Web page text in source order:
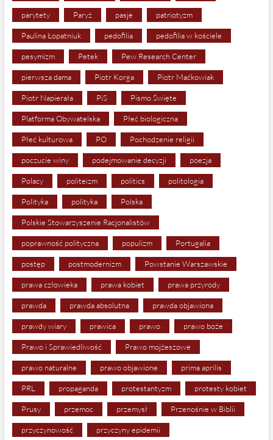
parytety Paryż pasje patriotyzm
Paulina Łopatniuk pedofilia pedofilia w kościele
pesymizm Petek Pew Research Center
pierwsza dama Piotr Korga Piotr Maćkowiak
Piotr Napierała PiS Pismo Święte
Platforma Obywatelska Płeć biologiczna
Płeć kulturowa PO Pochodzenie religii
poczucie winy podejmowanie decyzji poezja
Polacy politeizm politics politologia
Polityka polityka Polska
Polskie Stowarzyszenie Racjonalistów
poprawność polityczna populizm Portugalia
postęp postmodernizm Powstanie Warszawskie
prawa człowieka prawa kobiet prawa przyrody
prawda prawda absolutna prawda objawiona
prawdy wiary prawica prawo prawo boże
Prawo i Sprawiedliwość Prawo mojżeszowe
prawo naturalne prawo objawione prima aprilis
PRL propaganda protestantyzm protesty kobiet
Prusy przemoc przemysł Przenośnie w Biblii
przyczynowość przyczyny epidemii